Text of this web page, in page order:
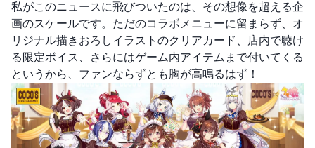
私がこのニュースに飛びついたのは、その想像を超える企
画のスケールです。ただのコラボメニューに留まらず、オ
リジナル描きおろしイラストのクリアカード、店内で聴け
る限定ボイス、さらにはゲーム内アイテムまで付いてくる
というから、ファンならずとも胸が高鳴るはず！